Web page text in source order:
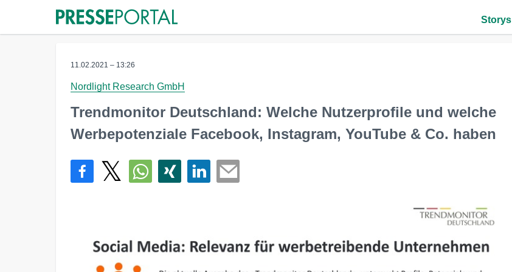
Storys
11.02.2021 – 13:26
Nordlight Research GmbH
Trendmonitor Deutschland: Welche Nutzerprofile und welche
Werbepotenziale Facebook, Instagram, YouTube & Co. haben